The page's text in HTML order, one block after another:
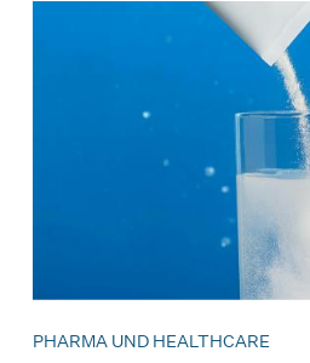
PHARMA UND HEALTHCARE